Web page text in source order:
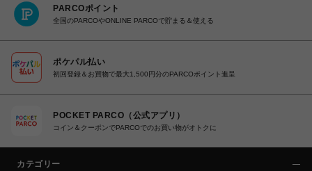
PARCOポイント
全国のPARCOやONLINE PARCOで貯まる＆使える
ポケパル払い
初回登録＆お買物で最大1,500円分のPARCOポイント進呈
POCKET PARCO（公式アプリ）
コイン＆クーポンでPARCOでのお買い物がオトクに
カテゴリー